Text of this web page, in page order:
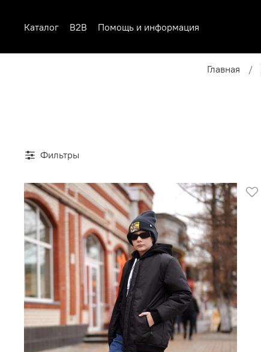
Каталог B2B Помощь и информация
Главная
Фильтры